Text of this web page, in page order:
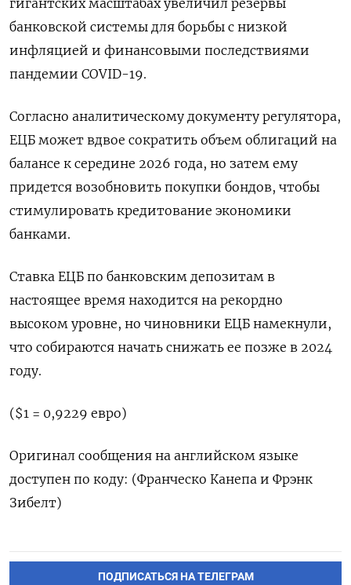
гигантских масштабах увеличил резервы
банковской системы для борьбы с низкой
инфляцией и финансовыми последствиями
пандемии COVID-19.
Согласно аналитическому документу регулятора,
ЕЦБ может вдвое сократить объем облигаций на
балансе к середине 2026 года, но затем ему
придется возобновить покупки бондов, чтобы
стимулировать кредитование экономики
банками.
Ставка ЕЦБ по банковским депозитам в
настоящее время находится на рекордно
высоком уровне, но чиновники ЕЦБ намекнули,
что собираются начать снижать ее позже в 2024
году.
($1 = 0,9229 евро)
Оригинал сообщения на английском языке
доступен по коду: (Франческо Канепа и Фрэнк
Зибелт)
ПОДПИСАТЬСЯ НА ТЕЛЕГРАМ